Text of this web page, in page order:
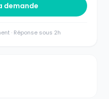
demande
· Réponse sous 2h